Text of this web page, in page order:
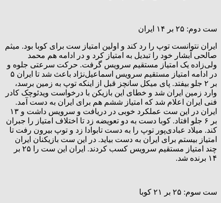
ست دوم: ۲۵ بر ۱۴ ایران
ایران نتوانست توپ را رد کند و اولین امتیاز ست برای کوبا بود. میثم
صالحی آبشار خود را تبدیل به امتیاز کرد و در ادامه هم محمد
ولی‌زاده یک امتیاز مستقیم سرویس گرفت. حرکت سرعتی جلوه و
در ادامه امتیاز مستقیم سرویس اسماعیل‌نژاد باعث شد تا ایران ۵
بر ۲ جلو بیفتد. پای میکل سانچز قبل از اینکه توپ به زمین برسد،
وارد زمین ایران شد و خطای این بازیکن با درخواست ویدئوچک کادر
فنی ایران اعلام شد که امتیاز ششم هم برای ایران به دست آمد.
ایران در این ست عملکرد خوبی در دریافت و سرویس داشت و ۱۳
بر ۶ جلو افتاد. کوبا دست به دو تعویضه زد تا اختلاف امتیاز را جبران
کند. میلاد عبادی‌پور توپ را به دست تابوادا زد و توپ بیرون رفت تا
امتیاز بیستم برای ایران به دست بیاید. در این ست بازیکنان ایران
چند امتیاز مستقیم سرویس کسب کردند. ایران این ست را ۲۵ بر
۱۴ برنده شد.
ست سوم: ۲۵ بر ۲۱ کوبا